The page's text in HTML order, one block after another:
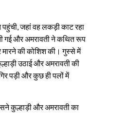
जहां वह लकड़ी काट रहा
गई और अमरावती ने कथित रूप
की कोशिश की। गुस्से में
उठाई और अमरावती की
पड़ी और कुछ ही पलों में
कुल्हाड़ी और अमरावती का